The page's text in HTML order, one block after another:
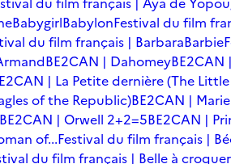
BabygirlBabylonFestival du film
du film français | BarbaraBarbie
BE2CAN | DahomeyBE2CAN
| La Petite dernière (The
of the Republic)BE2CAN |
BE2CAN | Orwell 2+2=5BE2CAN |
of...Festival du film français |
du film français | Belle à croquer